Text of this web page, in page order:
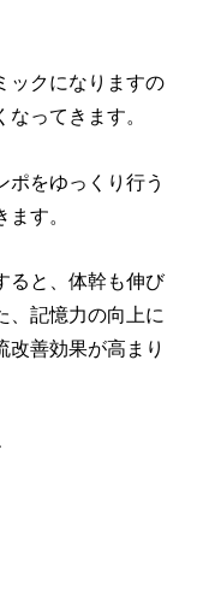
ックになりますの
ってきます。
ポをゆっくり行う
す。
ると、体幹も伸び
、記憶力の向上に
改善効果が高まり